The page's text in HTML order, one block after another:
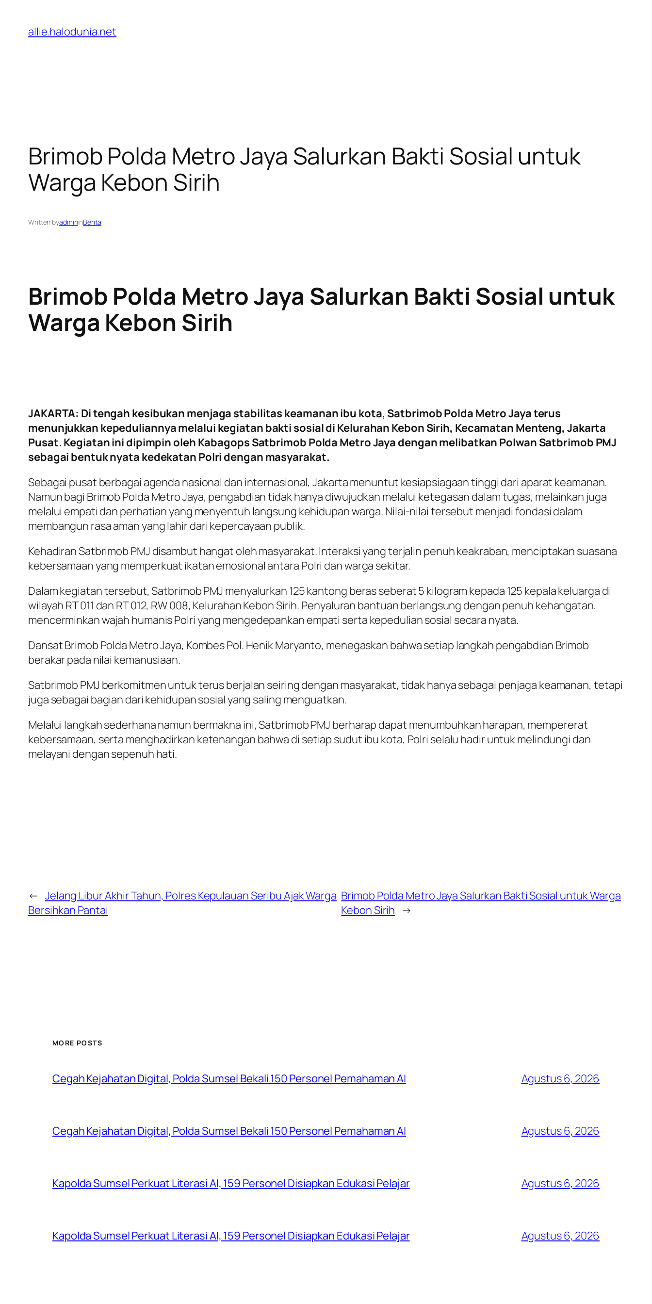
konten
allie.halodunia.net
Brimob Polda Metro Jaya Salurkan Bakti Sosial untuk
Warga Kebon Sirih
Written byadmininBerita
Brimob Polda Metro Jaya Salurkan Bakti Sosial untuk
Warga Kebon Sirih
JAKARTA: Di tengah kesibukan menjaga stabilitas keamanan ibu kota, Satbrimob Polda Metro Jaya terus
menunjukkan kepeduliannya melalui kegiatan bakti sosial di Kelurahan Kebon Sirih, Kecamatan Menteng, Jakarta
Pusat. Kegiatan ini dipimpin oleh Kabagops Satbrimob Polda Metro Jaya dengan melibatkan Polwan Satbrimob PMJ
sebagai bentuk nyata kedekatan Polri dengan masyarakat.
Sebagai pusat berbagai agenda nasional dan internasional, Jakarta menuntut kesiapsiagaan tinggi dari aparat keamanan.
Namun bagi Brimob Polda Metro Jaya, pengabdian tidak hanya diwujudkan melalui ketegasan dalam tugas, melainkan juga
melalui empati dan perhatian yang menyentuh langsung kehidupan warga. Nilai-nilai tersebut menjadi fondasi dalam
membangun rasa aman yang lahir dari kepercayaan publik.
Kehadiran Satbrimob PMJ disambut hangat oleh masyarakat. Interaksi yang terjalin penuh keakraban, menciptakan suasana
kebersamaan yang memperkuat ikatan emosional antara Polri dan warga sekitar.
Dalam kegiatan tersebut, Satbrimob PMJ menyalurkan 125 kantong beras seberat 5 kilogram kepada 125 kepala keluarga di
wilayah RT 011 dan RT 012, RW 008, Kelurahan Kebon Sirih. Penyaluran bantuan berlangsung dengan penuh kehangatan,
mencerminkan wajah humanis Polri yang mengedepankan empati serta kepedulian sosial secara nyata.
Dansat Brimob Polda Metro Jaya, Kombes Pol. Henik Maryanto, menegaskan bahwa setiap langkah pengabdian Brimob
berakar pada nilai kemanusiaan.
Satbrimob PMJ berkomitmen untuk terus berjalan seiring dengan masyarakat, tidak hanya sebagai penjaga keamanan, tetapi
juga sebagai bagian dari kehidupan sosial yang saling menguatkan.
Melalui langkah sederhana namun bermakna ini, Satbrimob PMJ berharap dapat menumbuhkan harapan, mempererat
kebersamaan, serta menghadirkan ketenangan bahwa di setiap sudut ibu kota, Polri selalu hadir untuk melindungi dan
melayani dengan sepenuh hati.
← Jelang Libur Akhir Tahun, Polres Kepulauan Seribu Ajak Warga
Bersihkan Pantai
Brimob Polda Metro Jaya Salurkan Bakti Sosial untuk Warga
Kebon Sirih →
MORE POSTS
Cegah Kejahatan Digital, Polda Sumsel Bekali 150 Personel Pemahaman AI Agustus 6, 2026
Cegah Kejahatan Digital, Polda Sumsel Bekali 150 Personel Pemahaman AI Agustus 6, 2026
Kapolda Sumsel Perkuat Literasi AI, 159 Personel Disiapkan Edukasi Pelajar Agustus 6, 2026
Kapolda Sumsel Perkuat Literasi AI, 159 Personel Disiapkan Edukasi Pelajar Agustus 6, 2026